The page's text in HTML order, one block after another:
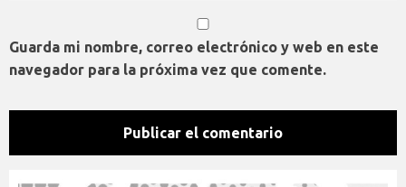
Guarda mi nombre, correo electrónico y web en este
navegador para la próxima vez que comente.